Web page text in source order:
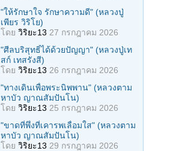
"ให้รักษาใจ รักษาความดี" (หลวงปู่
เพียร วิริโย)
โดย วิริยะ13 27 กรกฎาคม 2026
"ศีลบริสุทธิ์ได้ด้วยปัญญา" (หลวงปู่เท
สก์ เทสรังสี)
โดย วิริยะ13 26 กรกฎาคม 2026
"ทางเดินเพื่อพระนิพพาน" (หลวงตาม
หาบัว ญาณสัมปันโน)
โดย วิริยะ13 25 กรกฎาคม 2026
"ขาดที่พึ่งที่เคารพเลื่อมใส" (หลวงตาม
หาบัว ญาณสัมปันโน)
โดย วิริยะ13 29 กรกฎาคม 2026